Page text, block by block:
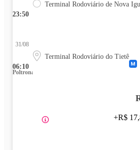
23:50
Terminal Rodoviário de Nova
06:10
31/08
Terminal Rodoviário do Tietê
Poltrona
+R$